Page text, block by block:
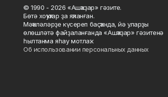
© 1990 - 2026 «Ашҡаҙар» гәзите.
Бөтә хоҡуҡтар ҙа яҡланған.
Мәҡәләләрҙе күсереп баҫҡанда, йә уларҙы
өлөшләтә файҙаланғанда «Ашҡаҙар» гәзитенә
һылтанма яһау мотлаҡ.
Об использовании персональных данных